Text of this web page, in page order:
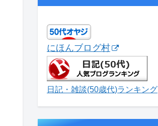
にほんブログ村
日記・雑談(50歳代)ランキング